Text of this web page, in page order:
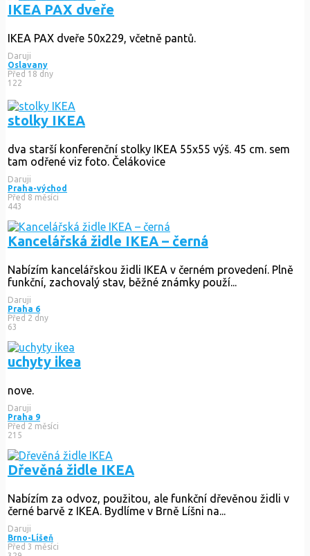
IKEA PAX dveře
IKEA PAX dveře 50x229, včetně pantů.
Daruji
Oslavany
Před 18 dny
122
stolky IKEA
dva starší konferenční stolky IKEA 55x55 výš. 45 cm. sem
tam odřené viz foto. Čelákovice
Daruji
Praha-východ
Před 8 měsíci
443
Kancelářská židle IKEA – černá
Nabízím kancelářskou židli IKEA v černém provedení. Plně
funkční, zachovalý stav, běžné známky použí...
Daruji
Praha 6
Před 2 dny
63
uchyty ikea
nove.
Daruji
Praha 9
Před 2 měsíci
215
Dřevěná židle IKEA
Nabízím za odvoz, použitou, ale funkční dřevěnou židli v
černé barvě z IKEA. Bydlíme v Brně Líšni na...
Daruji
Brno-Líšeň
Před 3 měsíci